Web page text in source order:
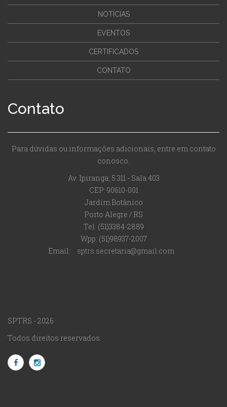
NOTÍCIAS
EVENTOS
CERTIFICADOS
CONTATO
Contato
Para dúvidas ou informações adicionais, entre em contato
conosco.
Av. Ipiranga, 5.311 - Sala 403
CEP: 90610-001
Jardim Botânico
Porto Alegre / RS
Tel: (51)3384-2889
Wpp: (51)98937-2007
Email:
sptrs.secretaria@gmail.com
SPTRS - 2026
Todos direitos reservados.